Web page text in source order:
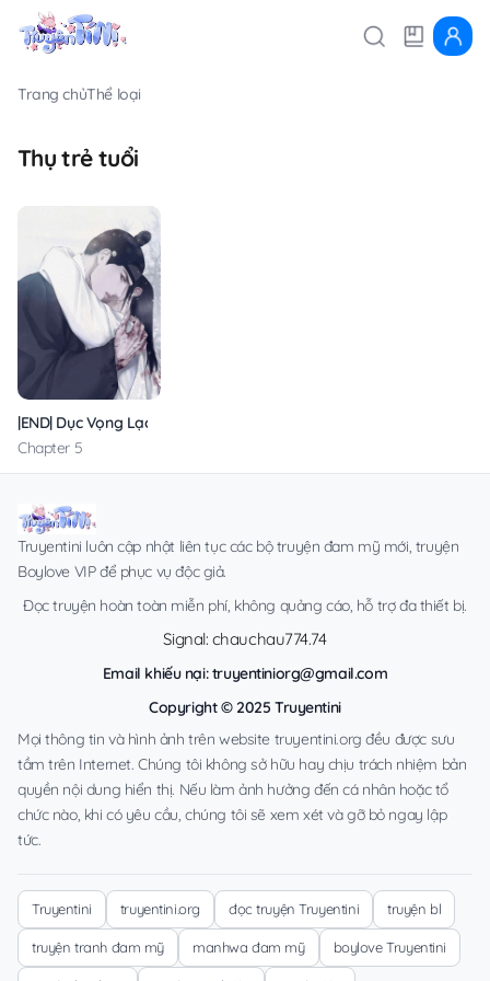
Trang chủThể loại
Thụ trẻ tuổi
|END| Dục Vọng Lạc Lối
Chapter 5
Truyentini luôn cập nhật liên tục các bộ truyện đam mỹ mới, truyện
Boylove VIP để phục vụ độc giả.
Đọc truyện hoàn toàn miễn phí, không quảng cáo, hỗ trợ đa thiết bị.
Signal: chauchau774.74
Email khiếu nại:truyentiniorg@gmail.com
Copyright © 2025 Truyentini
Mọi thông tin và hình ảnh trên website truyentini.org đều được sưu
tầm trên Internet. Chúng tôi không sở hữu hay chịu trách nhiệm bản
quyền nội dung hiển thị. Nếu làm ảnh hưởng đến cá nhân hoặc tổ
chức nào, khi có yêu cầu, chúng tôi sẽ xem xét và gỡ bỏ ngay lập
tức.
Truyentini truyentini.org đọc truyện Truyentini truyện bl
truyện tranh đam mỹ manhwa đam mỹ boylove Truyentini